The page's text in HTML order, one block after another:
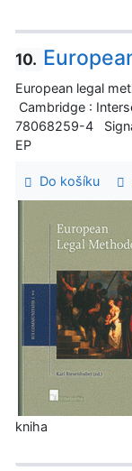
10.
European legal
Cambridge :
78068259-4
EP
Do košíku
kniha